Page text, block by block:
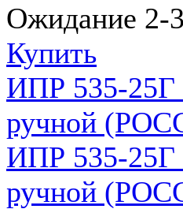
Ожидание 2-
Купить
ИПР 535-25Г
ручной
ИПР 535-25Г
ручной